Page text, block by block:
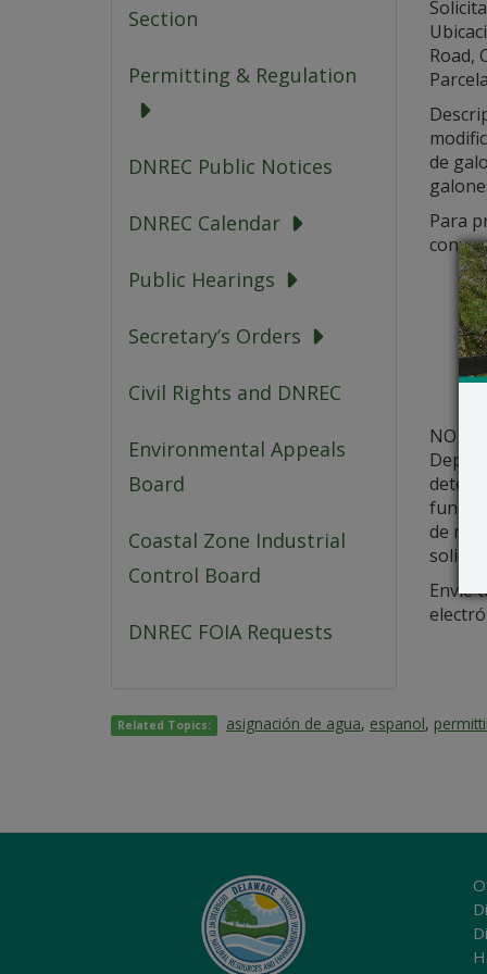
Section
Permitting & Regulation
DNREC Public Notices
DNREC Calendar
Public Hearings
Secretary’s Orders
Civil Rights and DNREC
Environmental Appeals
Board
Coastal Zone Industrial
Control Board
DNREC FOIA Requests
Road,
de
Para
con:
NO se
de
Envíe
Related Topics: asignación de agua, espanol,